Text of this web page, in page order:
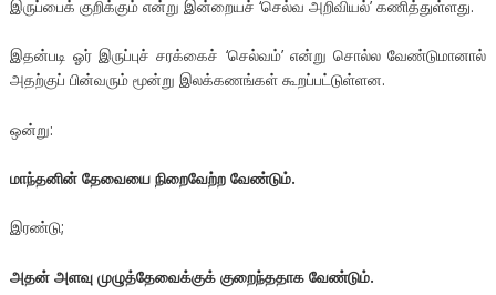
இருப்பைக் குறிக்கும் என்று இன்றையச் ‘செல்வ அறிவியல்’ கணித்துள்ளது.
இதன்படி ஓர் இருப்புச் சரக்கைச் ‘செல்வம்’ என்று சொல்ல வேண்டுமானால்
அதற்குப் பின்வரும் மூன்று இலக்கணங்கள் கூறப்பட்டுள்ளன.
ஒன்று:
மாந்தனின் தேவையை நிறைவேற்ற வேண்டும்.
இரண்டு;
அதன் அளவு முழுத்தேவைக்குக் குறைந்ததாக வேண்டும்.